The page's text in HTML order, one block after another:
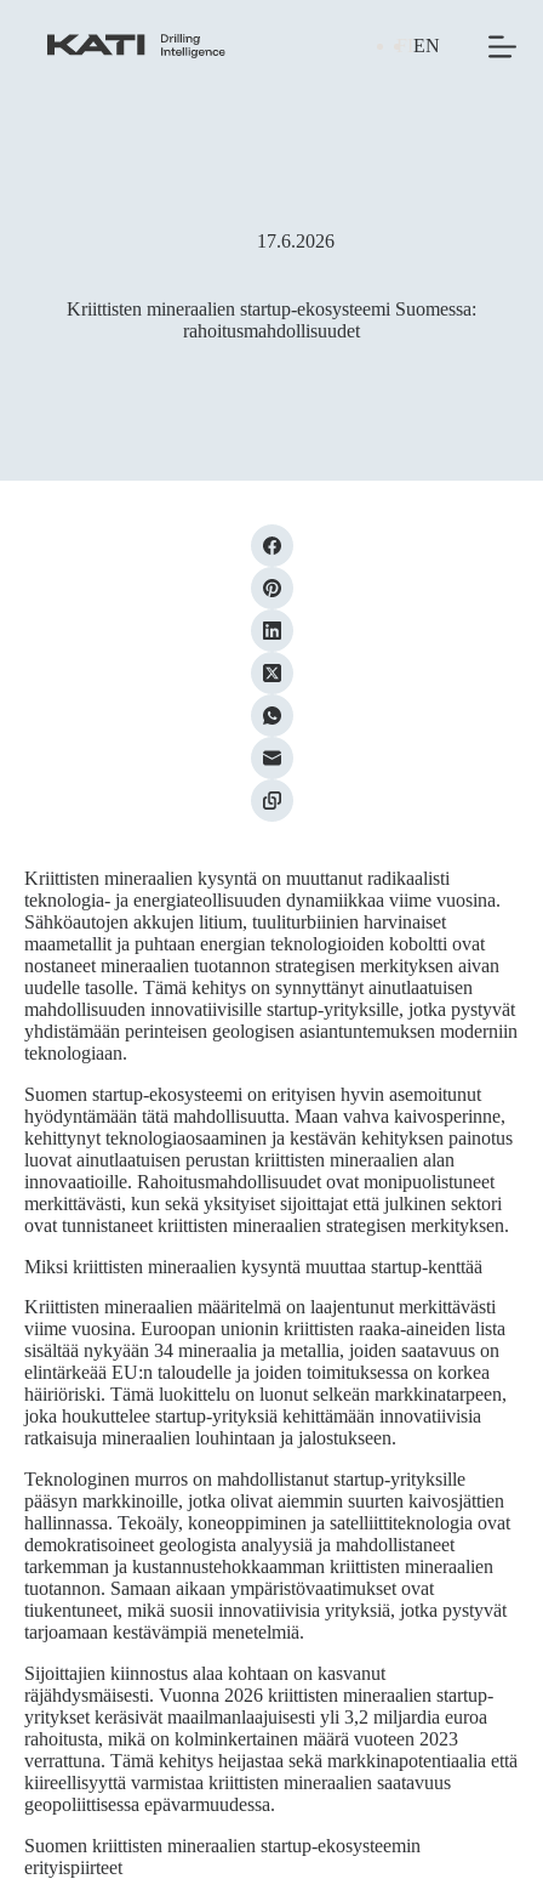
content
EN
17.6.2026
Kriittisten mineraalien startup-ekosysteemi Suomessa:
rahoitusmahdollisuudet
Kriittisten mineraalien kysyntä on muuttanut radikaalisti
teknologia- ja energiateollisuuden dynamiikkaa viime vuosina.
Sähköautojen akkujen litium, tuuliturbiinien harvinaiset
maametallit ja puhtaan energian teknologioiden koboltti ovat
nostaneet mineraalien tuotannon strategisen merkityksen aivan
uudelle tasolle. Tämä kehitys on synnyttänyt ainutlaatuisen
mahdollisuuden innovatiivisille startup-yrityksille, jotka pystyvät
yhdistämään perinteisen geologisen asiantuntemuksen moderniin
teknologiaan.
Suomen startup-ekosysteemi on erityisen hyvin asemoitunut
hyödyntämään tätä mahdollisuutta. Maan vahva kaivosperinne,
kehittynyt teknologiaosaaminen ja kestävän kehityksen painotus
luovat ainutlaatuisen perustan kriittisten mineraalien alan
innovaatioille. Rahoitusmahdollisuudet ovat monipuolistuneet
merkittävästi, kun sekä yksityiset sijoittajat että julkinen sektori
ovat tunnistaneet kriittisten mineraalien strategisen merkityksen.
Miksi kriittisten mineraalien kysyntä muuttaa startup-kenttää
Kriittisten mineraalien määritelmä on laajentunut merkittävästi
viime vuosina. Euroopan unionin kriittisten raaka-aineiden lista
sisältää nykyään 34 mineraalia ja metallia, joiden saatavuus on
elintärkeää EU:n taloudelle ja joiden toimituksessa on korkea
häiriöriski. Tämä luokittelu on luonut selkeän markkinatarpeen,
joka houkuttelee startup-yrityksiä kehittämään innovatiivisia
ratkaisuja mineraalien louhintaan ja jalostukseen.
Teknologinen murros on mahdollistanut startup-yrityksille
pääsyn markkinoille, jotka olivat aiemmin suurten kaivosjättien
hallinnassa. Tekoäly, koneoppiminen ja satelliittiteknologia ovat
demokratisoineet geologista analyysiä ja mahdollistaneet
tarkemman ja kustannustehokkaamman kriittisten mineraalien
tuotannon. Samaan aikaan ympäristövaatimukset ovat
tiukentuneet, mikä suosii innovatiivisia yrityksiä, jotka pystyvät
tarjoamaan kestävämpiä menetelmiä.
Sijoittajien kiinnostus alaa kohtaan on kasvanut
räjähdysmäisesti. Vuonna 2026 kriittisten mineraalien startup-
yritykset keräsivät maailmanlaajuisesti yli 3,2 miljardia euroa
rahoitusta, mikä on kolminkertainen määrä vuoteen 2023
verrattuna. Tämä kehitys heijastaa sekä markkinapotentiaalia että
kiireellisyyttä varmistaa kriittisten mineraalien saatavuus
geopoliittisessa epävarmuudessa.
Suomen kriittisten mineraalien startup-ekosysteemin
erityispiirteet